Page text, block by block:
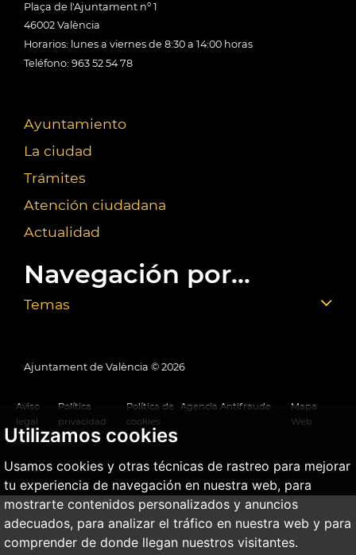
Utilizamos cookies
Usamos cookies y otras técnicas de rastreo para mejorar
tu experiencia de navegación en nuestra web, para
mostrarte contenidos personalizados y anuncios
adecuados, para analizar el tráfico en nuestra web y para
comprender de donde llegan nuestros visitantes.
Plaça de l'Ajuntament nº 1
46002 València
Horarios: lunes a viernes de 8:30 a 14:00 horas
Teléfono: 963 52 54 78
Ayuntamiento
La ciudad
Trámites
Atención ciudadana
Actualidad
Navegación por...
Temas
Ajuntament de València © 2026
Aviso
legal
Política
privacidad
Política de
cookies
Agencia Antifraude
Mapa
Web